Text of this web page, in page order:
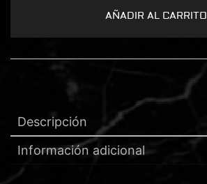
AÑADIR AL CARRITO
Descripción
Información adicional